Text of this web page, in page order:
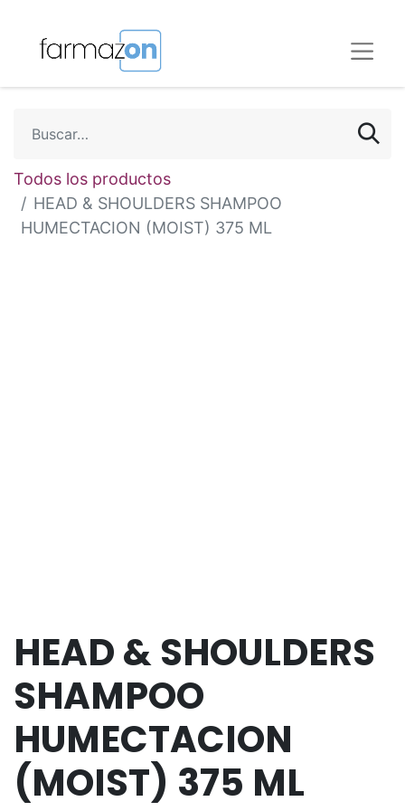
Todos los productos
HEAD & SHOULDERS SHAMPOO
HUMECTACION (MOIST) 375 ML
HEAD & SHOULDERS
SHAMPOO
HUMECTACION
(MOIST) 375 ML